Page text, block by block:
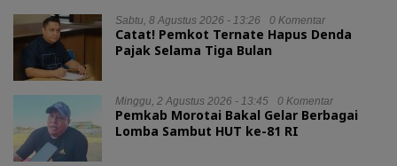
Sabtu, 8 Agustus 2026 - 13:26 0 Komentar
Catat! Pemkot Ternate Hapus Denda
Pajak Selama Tiga Bulan
Minggu, 2 Agustus 2026 - 13:45 0 Komentar
Pemkab Morotai Bakal Gelar Berbagai
Lomba Sambut HUT ke-81 RI